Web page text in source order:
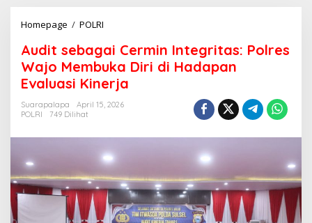
Homepage / POLRI
Cermin
Integritas:
Polres
Wajo
Membuka
di
Hadapan
Evaluasi
Kinerja
Audit sebagai Cermin Integritas: Polres
Wajo Membuka Diri di Hadapan
Evaluasi Kinerja
Suarapalapa
April 15, 2026
POLRI
749 Dilihat